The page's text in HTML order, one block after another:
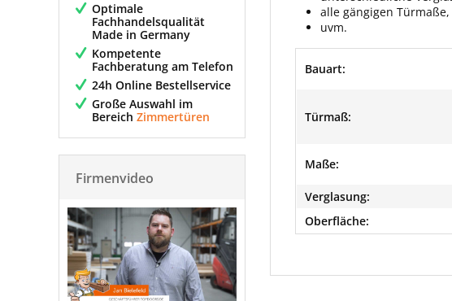
Optimale
Fachhandelsqualität
Made in Germany
Kompetente
Fachberatung am Telefon
24h Online Bestellservice
Große Auswahl im
Bereich Zimmertüren
Firmenvideo
alle gängigen
uvm.
Bauart:
Türmaß:
Maße:
Verglasung:
Oberfläche: